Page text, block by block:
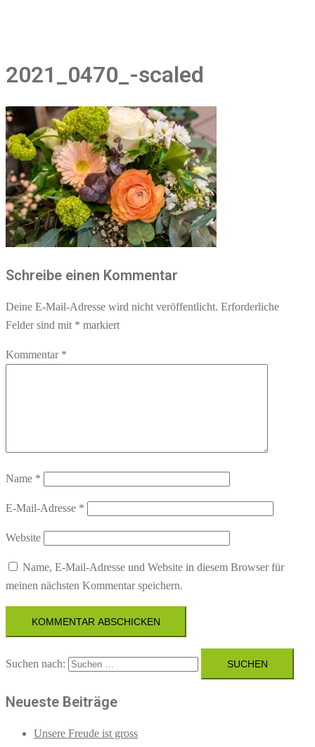
2021_0470_-scaled
Schreibe einen Kommentar
Deine E-Mail-Adresse wird nicht veröffentlicht. Erforderliche
Felder sind mit * markiert
Kommentar *
Name *
E-Mail-Adresse *
Website
Name, E-Mail-Adresse und Website in diesem Browser für
meinen nächsten Kommentar speichern.
Suchen nach:
Neueste Beiträge
Unsere Freude ist gross